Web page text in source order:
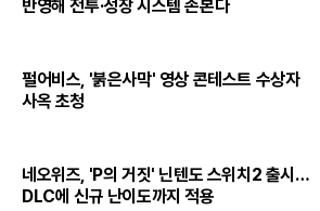
반영해 전투·성장 시스템 손본다
펄어비스, '붉은사막' 영상 콘테스트 수상자
사옥 초청
네오위즈, 'P의 거짓' 닌텐도 스위치2 출시…
DLC에 신규 난이도까지 적용